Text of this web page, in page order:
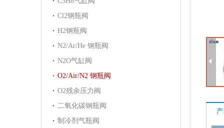
Cl2钢瓶阀
H2钢瓶阀
N2/Ar/He 钢瓶阀
N2O气缸阀
O2/Air/N2 钢瓶阀
O2残余压力阀
二氧化碳钢瓶阀
制冷剂气瓶阀